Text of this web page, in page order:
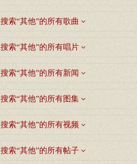
搜索“其他”的所有歌曲
搜索“其他”的所有唱片
搜索“其他”的所有新闻
搜索“其他”的所有图集
搜索“其他”的所有视频
搜索“其他”的所有帖子